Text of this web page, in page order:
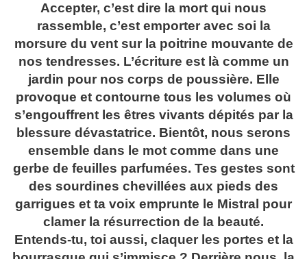
Accepter, c’est dire la mort qui nous
rassemble, c’est emporter avec soi la
morsure du vent sur la poitrine mouvante de
nos tendresses. L’écriture est là comme un
jardin pour nos corps de poussière. Elle
provoque et contourne tous les volumes où
s’engouffrent les êtres vivants dépités par la
blessure dévastatrice. Bientôt, nous serons
ensemble dans le mot comme dans une
gerbe de feuilles parfumées. Tes gestes sont
des sourdines chevillées aux pieds des
garrigues et ta voix emprunte le Mistral pour
clamer la résurrection de la beauté.
Entends-tu, toi aussi, claquer les portes et la